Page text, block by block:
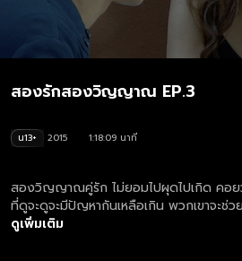
สองรักสองวิญญาณ EP.3
น13+ 2015
1:18:09 นาที
สองวิญญาณคู่รัก ไม่ยอมไปผุดไปเกิด คอยว
ที่ดูจะดูจะมีปัญหากันเหลือเกิน พวกเขาจะช่ว
ดูเพิ่มเติม